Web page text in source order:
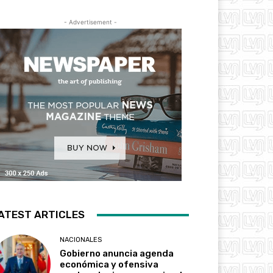
- Advertisement -
ARTICLES
NACIONALES
Gobierno anuncia agenda
económica y ofensiva